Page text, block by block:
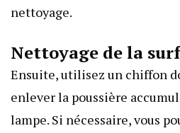
nettoyage.
Nettoyage de la
Ensuite, utilisez un chiffon
enlever la poussière
lampe. Si nécessaire, vous